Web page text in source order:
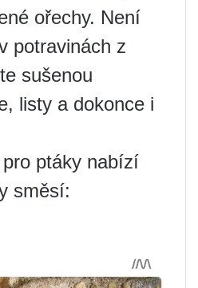
ořechy. Není
potravinách z
sušenou
listy a dokonce i
ptáky nabízí
směsí: